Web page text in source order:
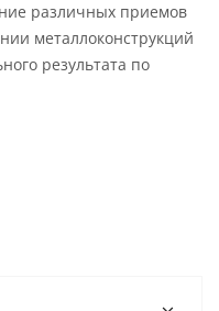
различных приемов
металлоконструкций
результата по